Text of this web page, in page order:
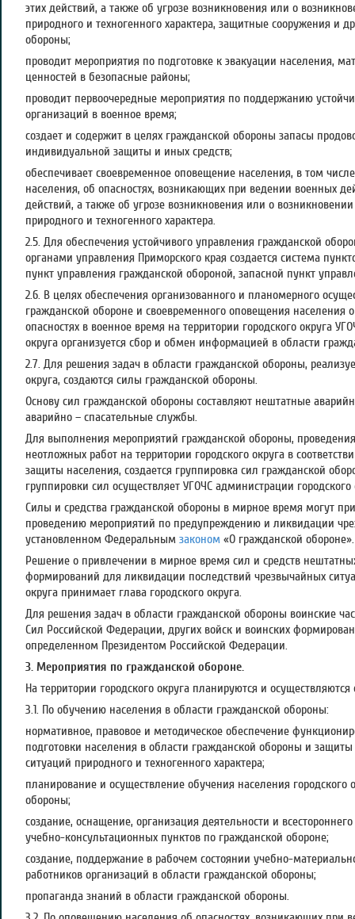
этих действий, а также об угрозе возникновения или о
природного и техногенного характера, защитные сооружения и
обороны;
проводит мероприятия по подготовке к эвакуации населения,
ценностей в безопасные районы;
проводит первоочередные мероприятия по поддержанию
организаций в военное время;
создает и содержит в целях гражданской обороны запасы
индивидуальной защиты и иных средств;
обеспечивает своевременное оповещение населения, в том
населения, об опасностях, возникающих при ведении военных
действий, а также об угрозе возникновения или о
природного и техногенного характера.
2.5. Для обеспечения устойчивого управления гражданской
органами управления Приморского края создается система
пункт управления гражданской обороной, запасной пункт
2.6. В целях обеспечения организованного и планомерного
гражданской обороне и своевременного оповещения населения
опасностях в военное время на территории городского округа
округа организуется сбор и обмен информацией в области
2.7. Для решения задач в области гражданской обороны,
округа, создаются силы гражданской обороны.
Основу сил гражданской обороны составляют нештатные
аварийно – спасательные службы.
Для выполнения мероприятий гражданской обороны,
неотложных работ на территории городского округа в
защиты населения, создается группировка сил гражданской
группировки сил осуществляет УГОЧС администрации городского
Силы и средства гражданской обороны в мирное время могут
проведению мероприятий по предупреждению и ликвидации
установленном Федеральным законом «О гражданской обороне».
Решение о привлечении в мирное время сил и средств
формирований для ликвидации последствий чрезвычайных
округа принимает глава городского округа.
Для решения задач в области гражданской обороны воинские
Сил Российской Федерации, других войск и воинских
определенном Президентом Российской Федерации.
3. Мероприятия по гражданской обороне.
На территории городского округа планируются и
3.1. По обучению населения в области гражданской обороны:
нормативное, правовое и методическое обеспечение
подготовки населения в области гражданской обороны и
ситуаций природного и техногенного характера;
планирование и осуществление обучения населения городского
обороны;
создание, оснащение, организация деятельности и
учебно-консультационных пунктов по гражданской обороне;
создание, поддержание в рабочем состоянии учебно-
работников организаций в области гражданской обороны;
пропаганда знаний в области гражданской обороны.